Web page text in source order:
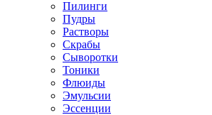
Пилинги
Пудры
Растворы
Скрабы
Сыворотки
Тоники
Флюиды
Эмульсии
Эссенции